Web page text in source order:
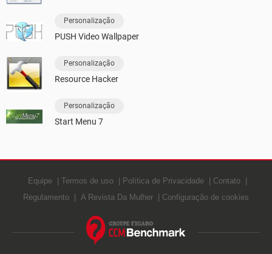
Personalização
PUSH Video Wallpaper
Personalização
Resource Hacker
Personalização
Start Menu 7
Equipe Termos de uso Política de Privacidade
Contato
Regulamento
A Revista Da Mulher Configuração de cookies